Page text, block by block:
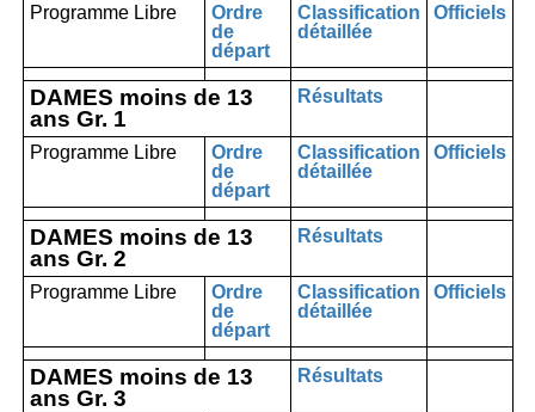
Programme Libre
Ordre
de
départ
Classification
détaillée
Officiels
DAMES moins de 13
ans Gr. 1
Résultats
Programme Libre
Ordre
de
départ
Classification
détaillée
Officiels
DAMES moins de 13
ans Gr. 2
Résultats
Programme Libre
Ordre
de
départ
Classification
détaillée
Officiels
DAMES moins de 13
ans Gr. 3
Résultats